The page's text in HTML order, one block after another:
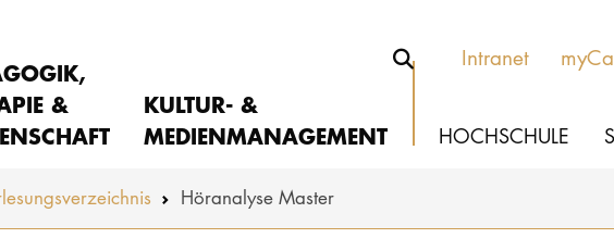
Intranet
&
KULTUR- &
MEDIENMANAGEMENT
HOCHSCHULE
Höranalyse Master